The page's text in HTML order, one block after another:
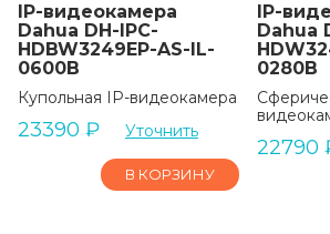
IP-видеокамера
Dahua DH-IPC-
HDBW3249EP-AS-IL-
0600B
Купольная IP-видеокамера
23390 ₽ Уточнить
В КОРЗИНУ
IP-
Dahua
0280B
22790